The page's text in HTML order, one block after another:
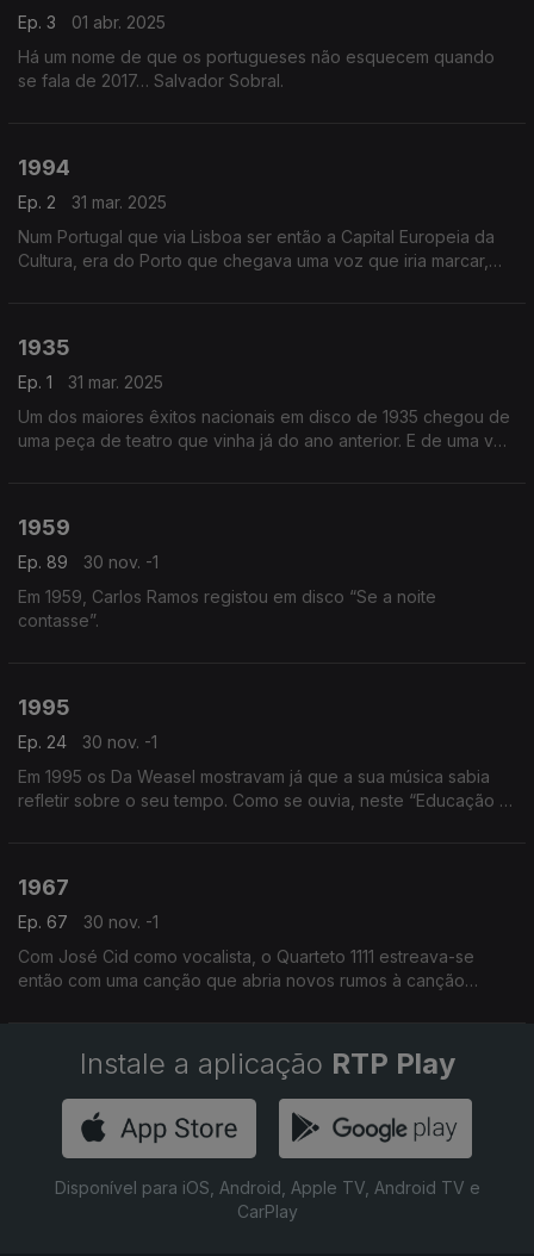
Ep. 3
01 abr. 2025
Há um nome de que os portugueses não esquecem quando
se fala de 2017… Salvador Sobral.
1994
Ep. 2
31 mar. 2025
Num Portugal que via Lisboa ser então a Capital Europeia da
Cultura, era do Porto que chegava uma voz que iria marcar,
1935
Ep. 1
31 mar. 2025
Um dos maiores êxitos nacionais em disco de 1935 chegou de
uma peça de teatro que vinha já do ano anterior. E de uma voz
1959
Ep. 89
30 nov. -1
Em 1959, Carlos Ramos registou em disco “Se a noite
contasse”.
1995
Ep. 24
30 nov. -1
Em 1995 os Da Weasel mostravam já que a sua música sabia
refletir sobre o seu tempo. Como se ouvia, neste “Educação É
1967
Ep. 67
30 nov. -1
Com José Cid como vocalista, o Quarteto 1111 estreava-se
então com uma canção que abria novos rumos à canção
Instale a aplicação RTP Play
Disponível para iOS, Android, Apple TV, Android TV e
CarPlay